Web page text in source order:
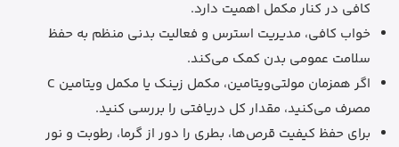
کافی در کنار مکمل اهمیت دارد.
خواب کافی، مدیریت استرس و فعالیت بدنی منظم به حفظ
سلامت عمومی بدن کمک می‌کند.
اگر همزمان مولتی‌ویتامین، مکمل زینک یا مکمل ویتامین C
مصرف می‌کنید، مقدار کل دریافتی را بررسی کنید.
برای حفظ کیفیت قرص‌ها، بطری را دور از گرما، رطوبت و نور